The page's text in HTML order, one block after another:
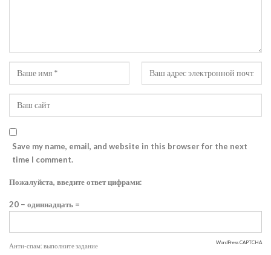
Save my name, email, and website in this browser for the next
time I comment.
Пожалуйста, введите ответ цифрами:
20 − одиннадцать =
Анти-спам: выполните задание WordPress CAPTCHA